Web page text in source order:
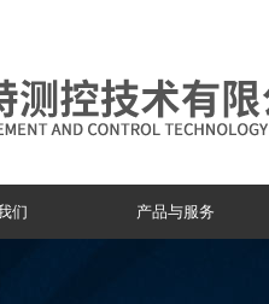
们 产品与服务